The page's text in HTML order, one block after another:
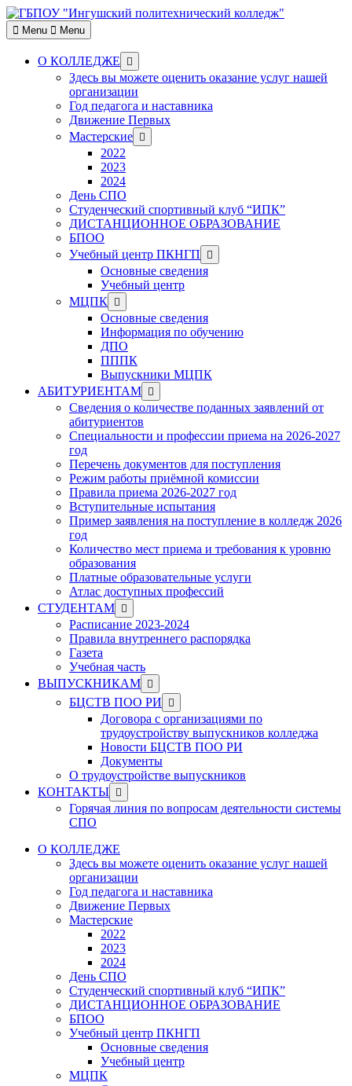
Skip
to
content
Menu Menu
О КОЛЛЕДЖЕ
Show
sub
menu
Здесь вы можете оценить оказание услуг нашей
организации
Год педагога и наставника
Движение Первых
Мастерские Show
sub
2022
2023
2024
День СПО
Студенческий спортивный клуб “ИПК”
ДИСТАНЦИОННОЕ ОБРАЗОВАНИЕ
БПОО
Учебный центр ПКНГП
Show
sub
menu
Основные сведения
Учебный центр
МЦПК Show
sub
menu
Основные сведения
Информация по обучению
ДПО
ПППК
Выпускники МЦПК
АБИТУРИЕНТАМ Show
sub
menu
Сведения о количестве поданных заявлений от
абитуриентов
Специальности и профессии приема на 2026-2027
год
Перечень документов для поступления
Режим работы приёмной комиссии
Правила приема 2026-2027 год
Вступительные испытания
Пример заявления на поступление в колледж 2026
год
Количество мест приема и требования к уровню
образования
Платные образовательные услуги
Атлас доступных профессий
СТУДЕНТАМ Show
sub
menu
Расписание 2023-2024
Правила внутреннего распорядка
Газета
Учебная часть
ВЫПУСКНИКАМ Show
sub
menu
БЦСТВ ПОО РИ
Show
sub
menu
Договора с организациями по
трудоустройству выпускников колледжа
Новости БЦСТВ ПОО РИ
Документы
О трудоустройстве выпускников
КОНТАКТЫ Show
sub
menu
Горячая линия по вопросам деятельности системы
СПО
О КОЛЛЕДЖЕ
Здесь вы можете оценить оказание услуг нашей
организации
Год педагога и наставника
Движение Первых
Мастерские
2022
2023
2024
День СПО
Студенческий спортивный клуб “ИПК”
ДИСТАНЦИОННОЕ ОБРАЗОВАНИЕ
БПОО
Учебный центр ПКНГП
Основные сведения
Учебный центр
МЦПК